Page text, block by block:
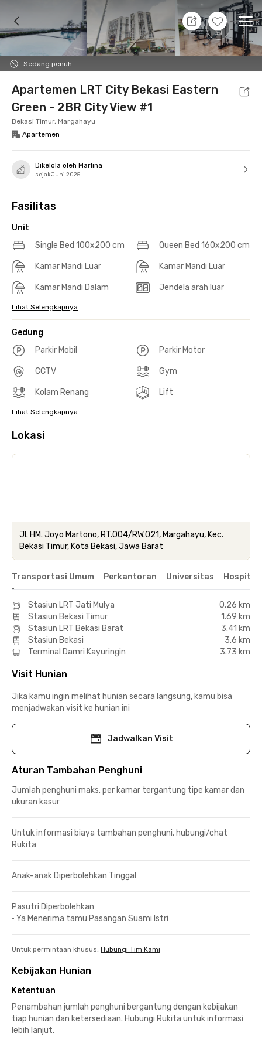
+17
Sedang penuh
10 Agt 26 - Belum tahu
Foto Fasilitas bersama Lokasi Aturan
Apartemen LRT City Bekasi Eastern
Green - 2BR City View #1
Bekasi Timur, Margahayu
Apartemen
Dikelola oleh Marlina
sejak Juni 2025
Fasilitas
Unit
Single Bed 100x200 cm
Queen Bed 160x200 cm
Kamar Mandi Luar Kamar Mandi Luar
Kamar Mandi Dalam Jendela arah luar
Lihat Selengkapnya
Gedung
Parkir Mobil
Parkir Motor
CCTV Gym
Kolam Renang Lift
Lihat Selengkapnya
Lokasi
Jl. HM. Joyo Martono, RT.004/RW.021, Margahayu, Kec.
Bekasi Timur, Kota Bekasi, Jawa Barat
Transportasi Umum Perkantoran Universitas Hospital
Stasiun LRT Jati Mulya
0.26 km
Stasiun Bekasi Timur
1.69 km
Stasiun LRT Bekasi Barat
3.41 km
Stasiun Bekasi
3.6 km
Terminal Damri Kayuringin
3.73 km
Visit Hunian
Jika kamu ingin melihat hunian secara langsung, kamu bisa
menjadwakan visit ke hunian ini
Jadwalkan Visit
Aturan Tambahan Penghuni
Jumlah penghuni maks. per kamar tergantung tipe kamar dan
ukuran kasur
Untuk informasi biaya tambahan penghuni, hubungi/chat
Rukita
Anak-anak Diperbolehkan Tinggal
Pasutri Diperbolehkan
• Ya Menerima tamu Pasangan Suami Istri
Untuk permintaan khusus, Hubungi Tim Kami
Kebijakan Hunian
Ketentuan
Penambahan jumlah penghuni bergantung dengan kebijakan
tiap hunian dan ketersediaan. Hubungi Rukita untuk informasi
lebih lanjut.